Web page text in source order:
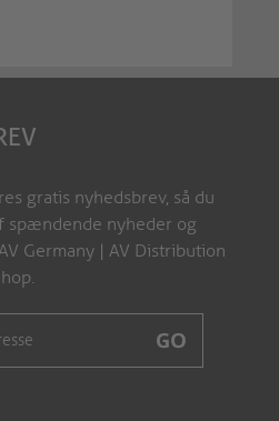
gratis nyhedsbrev, så du
spændende nyheder og
Germany | AV Distribution